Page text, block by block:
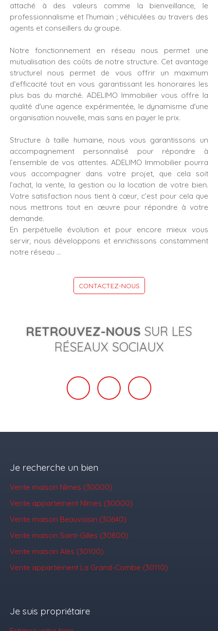
attaché à des valeurs comme la bienveillance, le
professionnalisme et l’humain ; véhiculées au travers des
agents et conseillers du groupe.
Notre fonctionnement en réseau nous permet une
mutualisation des coûts de notre structure. Cet avantage
structurel nous permet de vous offrir un maximum
d'efficacité tout en vous garantissant les honoraires les
plus bas du marché. ADELIMO Immobilier vous offre la
qualité d'une agence expérimentée, le dynamisme d'une
organisation nouvelle, mais sans en payer le prix.
Structure à taille humaine, nous vous garantissons un
accompagnement personnalisé pour répondre à
l’ensemble de vos attentes. ADELIMO Immobilier pourra
vous accompagner dans votre projet, que cela soit
l’achat, la vente, la gestion ou la location de votre bien.
Votre satisfaction nous tient à cœur, c’est pour cela que
nous mettrons tout en œuvre pour répondre à votre
demande.
En perpétuelle évolution et pour encore mieux vous
servir, nous développons et enrichissons constamment
notre réseau …
CONTACTEZ-NOUS
RETROUVEZ-NOUS SUR LES
RÉSEAUX SOCIAUX
Je recherche un bien
Vente maison Nîmes (30000)
Vente appartement Nîmes (30000)
Vente maison Beauvoisin (30640)
Vente maison Saint-Gilles (30800)
Vente maison Alès (30100)
Vente appartement La Grand-Combe (30110)
Je suis propriétaire